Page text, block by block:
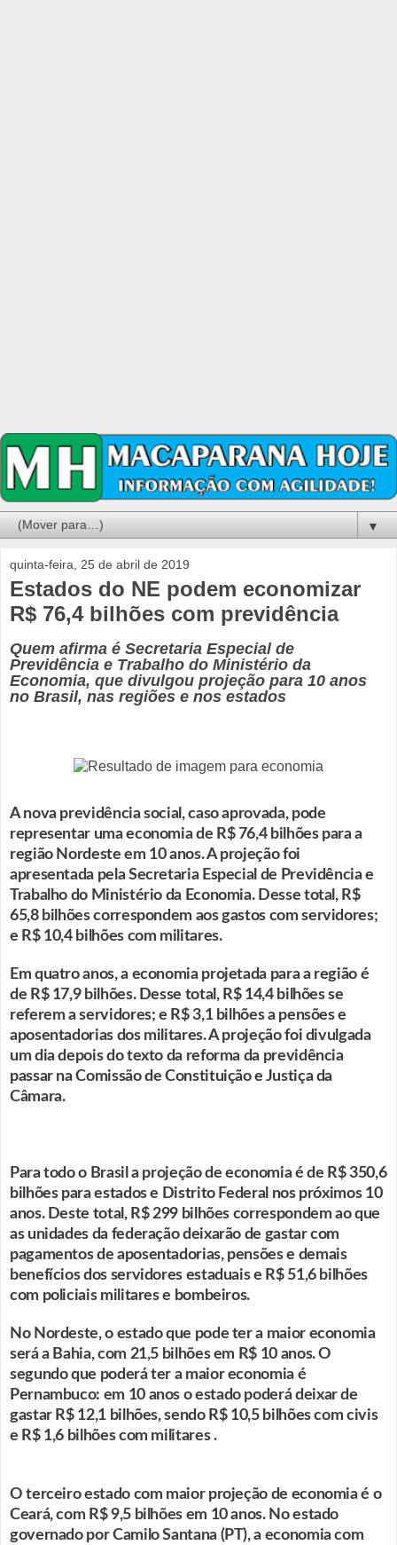
▼
quinta-feira, 25 de abril de 2019
Estados do NE podem economizar
R$ 76,4 bilhões com previdência
Quem afirma é Secretaria Especial de
Previdência e Trabalho do Ministério da
Economia, que divulgou projeção para 10 anos
no Brasil, nas regiões e nos estados
A nova previdência social, caso aprovada, pode
representar uma economia de R$ 76,4 bilhões para a
região Nordeste em 10 anos. A projeção foi
apresentada pela Secretaria Especial de Previdência e
Trabalho do Ministério da Economia. Desse total, R$
65,8 bilhões correspondem aos gastos com servidores;
e R$ 10,4 bilhões com militares.
Em quatro anos, a economia projetada para a região é
de R$ 17,9 bilhões. Desse total, R$ 14,4 bilhões se
referem a servidores; e R$ 3,1 bilhões a pensões e
aposentadorias dos militares. A projeção foi divulgada
um dia depois do texto da reforma da previdência
passar na Comissão de Constituição e Justiça da
Câmara.
Para todo o Brasil a projeção de economia é de R$ 350,6
bilhões para estados e Distrito Federal nos próximos 10
anos. Deste total, R$ 299 bilhões correspondem ao que
as unidades da federação deixarão de gastar com
pagamentos de aposentadorias, pensões e demais
benefícios dos servidores estaduais e R$ 51,6 bilhões
com policiais militares e bombeiros.
No Nordeste, o estado que pode ter a maior economia
será a Bahia, com 21,5 bilhões em R$ 10 anos. O
segundo que poderá ter a maior economia é
Pernambuco: em 10 anos o estado poderá deixar de
gastar R$ 12,1 bilhões, sendo R$ 10,5 bilhões com civis
e R$ 1,6 bilhões com militares .
O terceiro estado com maior projeção de economia é o
Ceará, com R$ 9,5 bilhões em 10 anos. No estado
governado por Camilo Santana (PT), a economia com